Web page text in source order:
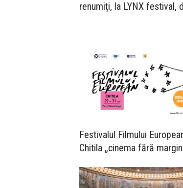
renumiți, la LYNX festival,
Festivalul Filmului
Chitila „cinema fără